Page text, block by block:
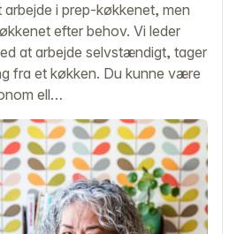
i prep-køkkenet, men
efter behov. Vi leder
at arbejde selvstændigt, tager
fra et køkken. Du kunne være
ell…